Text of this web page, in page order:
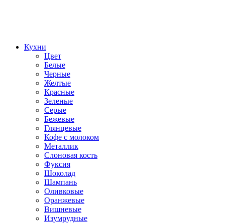
Кухни
Цвет
Белые
Черные
Желтые
Красные
Зеленые
Серые
Бежевые
Глянцевые
Кофе с молоком
Металлик
Слоновая кость
Фуксия
Шоколад
Шампань
Оливковые
Оранжевые
Вишневые
Изумрудные